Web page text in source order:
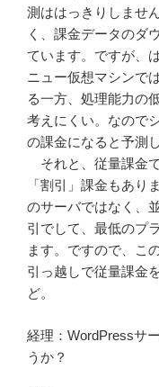
測ははっきりしませ
く、課金データのダ
ています。ですが、
ニュー仮想マシンで
る一方、処理能力の
考えにくい。なので
の課金になると予測
それと、従量課金
「割引」課金もあり
のサーバではなく、
引でして、最低のプ
ます。ですので、こ
引っ越しで従量課金
ど。
経理：WordPressサ
うか？